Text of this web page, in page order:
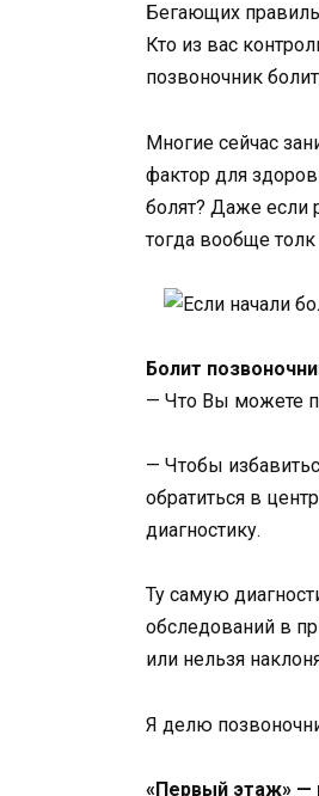
Бегающих
Кто из вас
позвоночник
Многие сейчас
фактор для
болят? Даже
тогда вообще толк
Болит
— Что Вы можете
— Чтобы
обратиться в
диагностику.
Ту самую
обследований в
или нельзя
Я делю
«Первый этаж» —